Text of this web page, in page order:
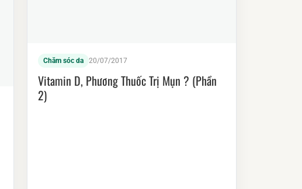
Chăm sóc da 20/07/2017
Vitamin D, Phương Thuốc Trị Mụn ? (Phần
2)